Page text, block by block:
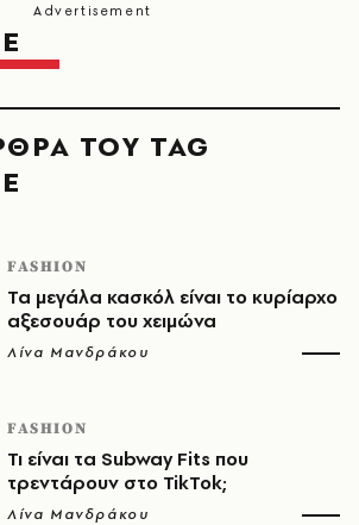
ΤΟΥ TAG
FASHION
Τα μεγάλα κασκόλ είναι το κυρίαρχο
αξεσουάρ του χειμώνα
Λίνα Μανδράκου
FASHION
Τι είναι τα Subway Fits που
τρεντάρουν στο TikTok;
Λίνα Μανδράκου